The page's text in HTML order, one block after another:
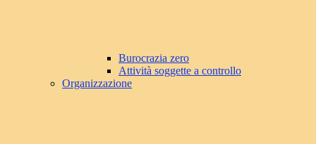
Burocrazia zero
Attività soggette a controllo
Organizzazione